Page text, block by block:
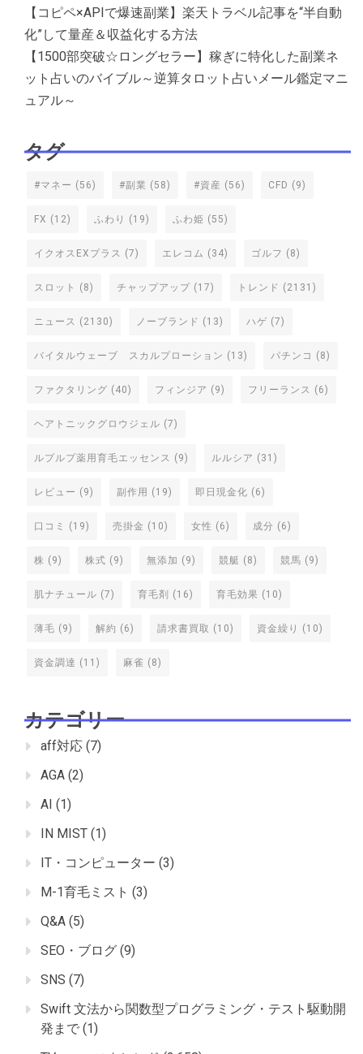
【コピペ×APIで爆速副業】楽天トラベル記事を“半自動
化”して量産＆収益化する方法
【1500部突破☆ロングセラー】稼ぎに特化した副業ネ
ット占いのバイブル～逆算タロット占いメール鑑定マニ
ュアル～
タグ
#マネー (56) #副業 (58) #資産 (56) CFD (9)
FX (12) ふわり (19) ふわ姫 (55)
イクオスEXプラス (7) エレコム (34) ゴルフ (8)
スロット (8) チャップアップ (17) トレンド (2131)
ニュース (2130) ノーブランド (13) ハゲ (7)
バイタルウェーブ スカルプローション (13) パチンコ (8)
ファクタリング (40) フィンジア (9) フリーランス (6)
ヘアトニックグロウジェル (7)
ルプルプ薬用育毛エッセンス (9) ルルシア (31)
レビュー (9) 副作用 (19) 即日現金化 (6)
口コミ (19) 売掛金 (10) 女性 (6) 成分 (6)
株 (9) 株式 (9) 無添加 (9) 競艇 (8) 競馬 (9)
肌ナチュール (7) 育毛剤 (16) 育毛効果 (10)
薄毛 (9) 解約 (6) 請求書買取 (10) 資金繰り (10)
資金調達 (11) 麻雀 (8)
カテゴリー
aff対応 (7)
AGA (2)
AI (1)
IN MIST (1)
IT・コンピューター (3)
M-1育毛ミスト (3)
Q&A (5)
SEO・ブログ (9)
SNS (7)
Swift 文法から関数型プログラミング・テスト駆動開
発まで (1)